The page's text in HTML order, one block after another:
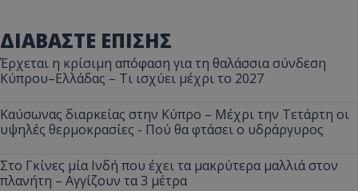
ΔΙΑΒΑΣΤΕ ΕΠΙΣΗΣ
Έρχεται η κρίσιμη απόφαση για τη θαλάσσια σύνδεση
Κύπρου–Ελλάδας – Τι ισχύει μέχρι το 2027
Καύσωνας διαρκείας στην Κύπρο – Μέχρι την Τετάρτη οι
υψηλές θερμοκρασίες - Πού θα φτάσει ο υδράργυρος
Στο Γκίνες μία Ινδή που έχει τα μακρύτερα μαλλιά στον
πλανήτη – Αγγίζουν τα 3 μέτρα